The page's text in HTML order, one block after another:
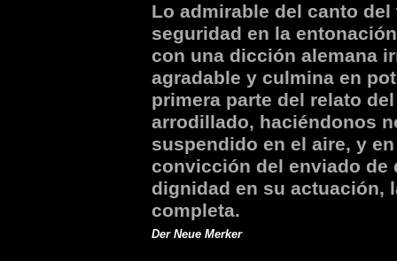
Lo admirable del canto
seguridad en la
con una dicción alemana
agradable y culmina en
primera parte del relato
arrodillado, haciéndonos
suspendido en el aire, y
convicción del enviado de
dignidad en su actuación,
completa.
Der Neue Merker